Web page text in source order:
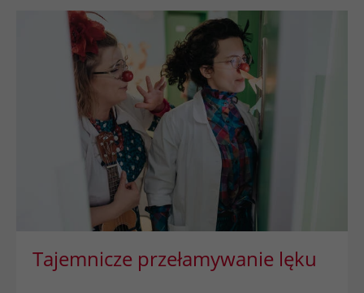
Tajemnicze przełamywanie lęku